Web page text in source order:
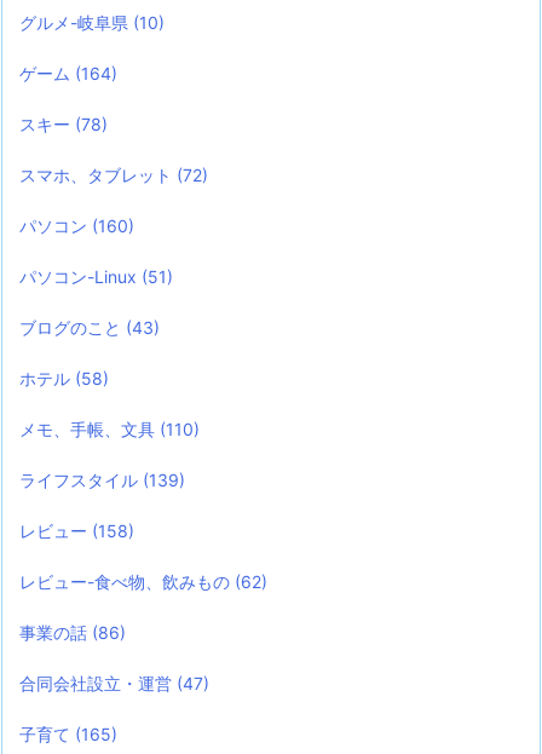
グルメ-岐阜県 (10)
ゲーム (164)
スキー (78)
スマホ、タブレット (72)
パソコン (160)
パソコン-Linux (51)
ブログのこと (43)
ホテル (58)
メモ、手帳、文具 (110)
ライフスタイル (139)
レビュー (158)
レビュー-食べ物、飲みもの (62)
事業の話 (86)
合同会社設立・運営 (47)
子育て (165)